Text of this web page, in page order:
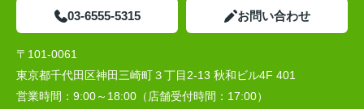
03-6555-5315 お問い合わせ
〒101-0061
東京都千代田区神田三崎町３丁目2-13 秋和ビル4F 401
営業時間： 9:00～18:00（店舗受付時間：17:00）